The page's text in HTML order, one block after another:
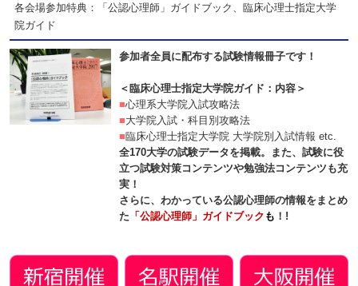
各会場参加特典：「公認心理師」ガイドブック、臨床心理士指定大学
院ガイド
参加者全員に配布する試験情報冊子です！
＜臨床心理士指定大学院ガイド：内容＞
■心理系大学院入試攻略法
■大学院入試・科目別攻略法
■臨床心理士指定大学院 大学院別入試情報 etc.
全170大学の試験データを掲載。また、試験に役
立つ試験対策コンテンツや勉強法コンテンツも充
実！
さらに、わかっている公認心理師の情報をまとめ
た 「公認心理師」ガイドブック も ！!